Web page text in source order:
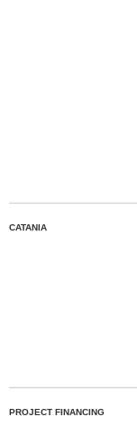
CATANIA
PROJECT FINANCING